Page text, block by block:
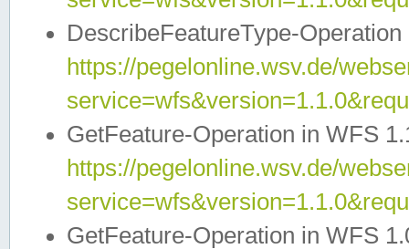
DescribeFeatureType-
https://pegelonline.wsv.de/
GetFeature-Operation in WFS
https://pegelonline.wsv.de/
GetFeature-Operation in WFS